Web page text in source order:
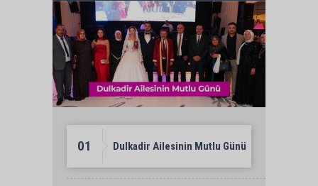
01 Dulkadir Ailesinin Mutlu Günü